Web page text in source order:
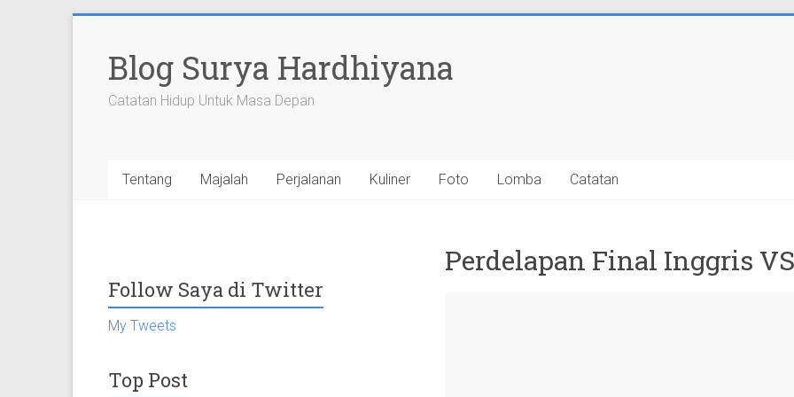
contentBlog Surya Hardhiyana
Catatan Hidup Untuk Masa Depan
Tentang Majalah Perjalanan Kuliner Foto Lomba Catatan
Perdelapan Final Inggris
Follow Saya di Twitter
My Tweets
Top Post